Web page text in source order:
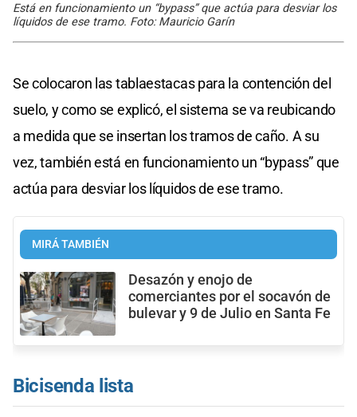
Está en funcionamiento un “bypass” que actúa para desviar los
líquidos de ese tramo. Foto: Mauricio Garín
Se colocaron las tablaestacas para la contención del
suelo, y como se explicó, el sistema se va reubicando
a medida que se insertan los tramos de caño. A su
vez, también está en funcionamiento un “bypass” que
actúa para desviar los líquidos de ese tramo.
MIRÁ TAMBIÉN
Desazón y enojo de
comerciantes por el socavón de
bulevar y 9 de Julio en Santa Fe
Bicisenda lista